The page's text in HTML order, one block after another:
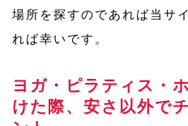
場所を探すのであれば当サ
れば幸いです。
ヨガ・ピラティス・
けた際、安さ以外で